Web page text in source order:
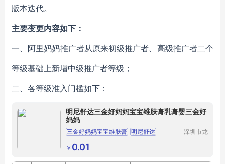
版本迭代。
主要变更内容如下：
一、阿里妈妈推广者从原来初级推广者、高级推广者二个
等级基础上新增中级推广者等级；
二、各等级准入门槛如下：
明尼舒达三金好妈妈宝宝维肤膏乳膏婴三金好
妈妈
三金好妈妈宝宝维肤膏 明尼舒达
明尼舒达三金好妈妈宝宝维肤膏
深圳市龙
￥ 0.01